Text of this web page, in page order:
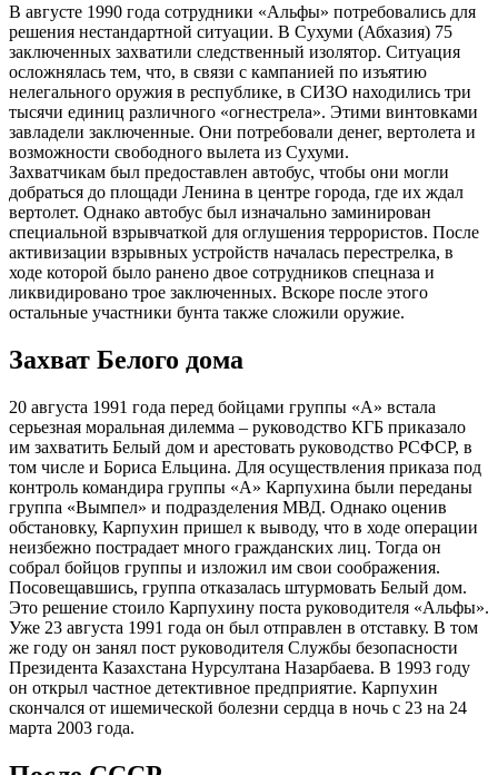
В августе 1990 года сотрудники «Альфы» потребовались для
решения нестандартной ситуации. В Сухуми (Абхазия) 75
заключенных захватили следственный изолятор. Ситуация
осложнялась тем, что, в связи с кампанией по изъятию
нелегального оружия в республике, в СИЗО находились три
тысячи единиц различного «огнестрела». Этими винтовками
завладели заключенные. Они потребовали денег, вертолета и
возможности свободного вылета из Сухуми.
Захватчикам был предоставлен автобус, чтобы они могли
добраться до площади Ленина в центре города, где их ждал
вертолет. Однако автобус был изначально заминирован
специальной взрывчаткой для оглушения террористов. После
активизации взрывных устройств началась перестрелка, в
ходе которой было ранено двое сотрудников спецназа и
ликвидировано трое заключенных. Вскоре после этого
остальные участники бунта также сложили оружие.
Захват Белого дома
20 августа 1991 года перед бойцами группы «А» встала
серьезная моральная дилемма – руководство КГБ приказало
им захватить Белый дом и арестовать руководство РСФСР, в
том числе и Бориса Ельцина. Для осуществления приказа под
контроль командира группы «А» Карпухина были переданы
группа «Вымпел» и подразделения МВД. Однако оценив
обстановку, Карпухин пришел к выводу, что в ходе операции
неизбежно пострадает много гражданских лиц. Тогда он
собрал бойцов группы и изложил им свои соображения.
Посовещавшись, группа отказалась штурмовать Белый дом.
Это решение стоило Карпухину поста руководителя «Альфы».
Уже 23 августа 1991 года он был отправлен в отставку. В том
же году он занял пост руководителя Службы безопасности
Президента Казахстана Нурсултана Назарбаева. В 1993 году
он открыл частное детективное предприятие. Карпухин
скончался от ишемической болезни сердца в ночь с 23 на 24
марта 2003 года.